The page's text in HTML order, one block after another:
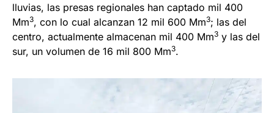
lluvias, las presas regionales han captado mil 400
Mm3, con lo cual alcanzan 12 mil 600 Mm3; las del
centro, actualmente almacenan mil 400 Mm3 y las del
sur, un volumen de 16 mil 800 Mm3.